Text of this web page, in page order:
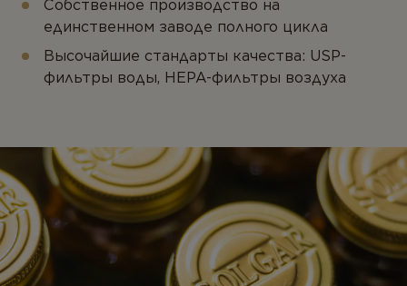
Собственное производство на
единственном заводе полного цикла
Высочайшие стандарты качества: USP-
фильтры воды, HEPA-фильтры воздуха